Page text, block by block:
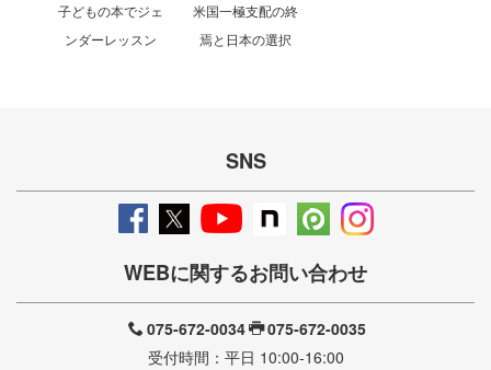
子どもの本でジェ
ンダーレッスン
米国一極支配の終
焉と日本の選択
SNS
WEBに関するお問い合わせ
075-672-0034
075-672-0035
受付時間：平日 10:00-16:00